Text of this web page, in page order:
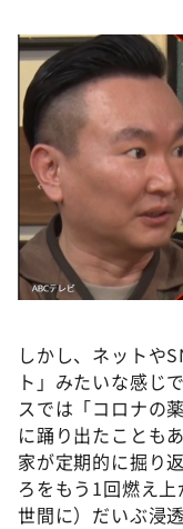
しかし、ネットや
ト」みたいな感じ
スでは「コロナの
に踊り出たことも
家が定期的に掘り
ろをもう1回燃え
世間に）だいぶ浸